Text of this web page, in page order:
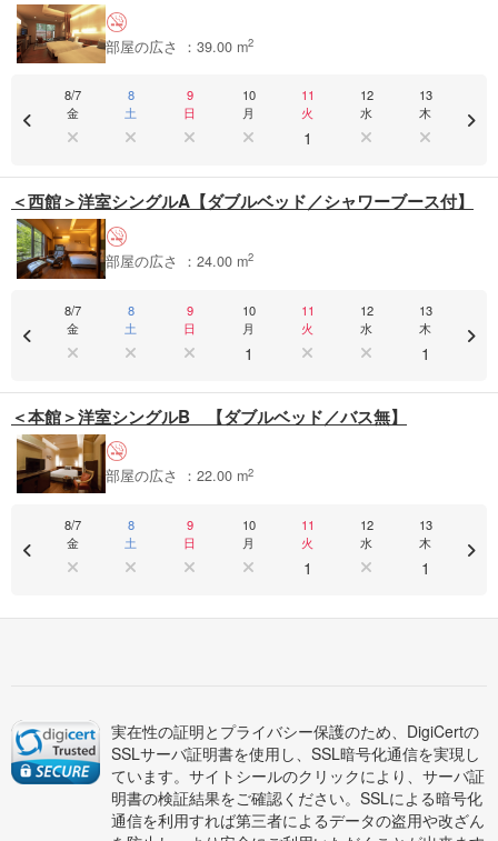
部屋の広さ ：39.00 m2
8/7
金
8
土
9
日
10
月
11
火
12
水
13
木
1
＜西館＞洋室シングルA【ダブルベッド／シャワーブース付】
部屋の広さ ：24.00 m2
8/7
金
8
土
9
日
10
月
11
火
12
水
13
木
1 1
＜本館＞洋室シングルB 【ダブルベッド／バス無】
部屋の広さ ：22.00 m2
8/7
金
8
土
9
日
10
月
11
火
12
水
13
木
1 1
実在性の証明とプライバシー保護のため、DigiCertの
SSLサーバ証明書を使用し、SSL暗号化通信を実現し
ています。サイトシールのクリックにより、サーバ証
明書の検証結果をご確認ください。SSLによる暗号化
通信を利用すれば第三者によるデータの盗用や改ざん